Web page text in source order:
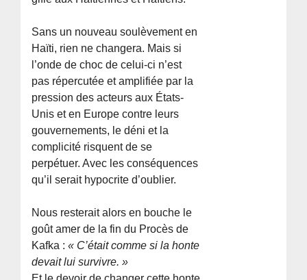
Sans un nouveau soulèvement en
Haïti, rien ne changera. Mais si
l’onde de choc de celui-ci n’est
pas répercutée et amplifiée par la
pression des acteurs aux États-
Unis et en Europe contre leurs
gouvernements, le déni et la
complicité risquent de se
perpétuer. Avec les conséquences
qu’il serait hypocrite d’oublier.
Nous resterait alors en bouche le
goût amer de la fin du Procès de
Kafka :« C’était comme si la honte
devait lui survivre. »